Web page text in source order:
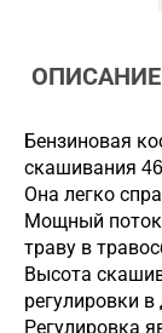
ОПИСАНИЕ
Бензиновая
скашивания
Она легко
Мощный
траву в
Высота
регулировки
Регулировка